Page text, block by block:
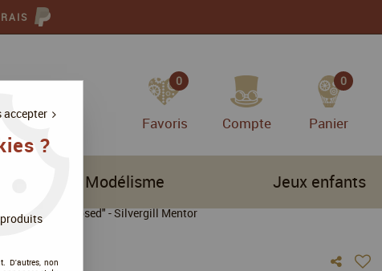
0
Favoris Compte
0
Panier
Modélisme Jeux enfants
"Lorwyn Eclipsed" - Silvergill Mentor
accepter
?
D'autres, non